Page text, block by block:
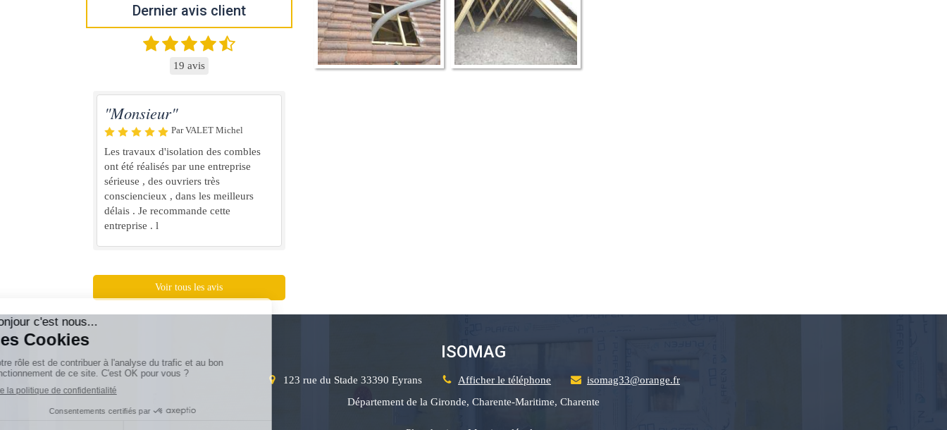
Dernier avis client
19 avis
"Monsieur"
Par VALET Michel
Les travaux d'isolation des combles
ont été réalisés par une entreprise
sérieuse , des ouvriers très
consciencieux , dans les meilleurs
délais . Je recommande cette
entreprise . l
Voir tous les avis
ISOMAG
123 rue du Stade 33390 Eyrans Afficher le téléphone
isomag33@orange.fr
Département de la Gironde, Charente-Maritime, Charente